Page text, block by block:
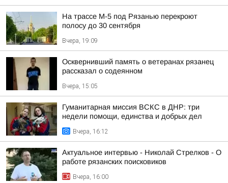
На трассе М-5 под Рязанью перекроют
полосу до 30 сентября
Вчера, 19:09
Осквернивший память о ветеранах рязанец
рассказал о содеянном
Вчера, 15:05
Гуманитарная миссия ВСКС в ДНР: три
недели помощи, единства и добрых дел
Вчера, 16:12
Актуальное интервью - Николай Стрелков - О
работе рязанских поисковиков
Вчера, 16:00